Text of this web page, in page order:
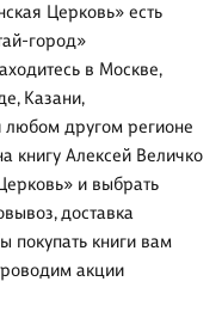
Церковь» есть
город»
в Москве,
Казани,
любом другом регионе
книгу Алексей Величко
и выбрать
доставка
покупать книги вам
акции